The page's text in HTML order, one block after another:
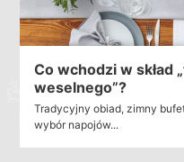
Co wchodzi w skład
weselnego”?
Tradycyjny obiad, zimny
wybór napojów...